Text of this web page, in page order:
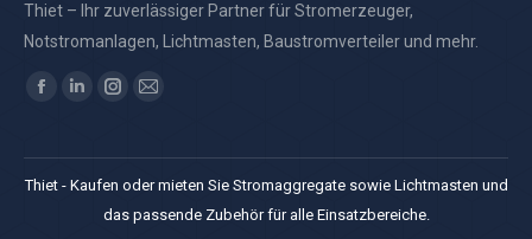
Thiet – Ihr zuverlässiger Partner für Stromerzeuger,
Notstromanlagen, Lichtmasten, Baustromverteiler und mehr.
Finden Sie uns auf:
Facebook
opens
in
Linkedin
opens
in
new
Instagram
opens
in
new
E-
page
opens
in
Thiet - Kaufen oder mieten Sie Stromaggregate sowie Lichtmasten und
das passende Zubehör für alle Einsatzbereiche.